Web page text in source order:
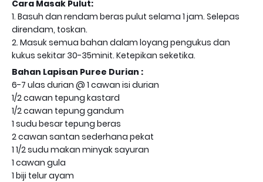
Cara Masak Pulut:
1. Basuh dan rendam beras pulut selama 1 jam. Selepas
direndam, toskan.
2. Masuk semua bahan dalam loyang pengukus dan
kukus sekitar 30-35minit. Ketepikan seketika.
Bahan Lapisan Puree Durian :
6-7 ulas durian @ 1 cawan isi durian
1/2 cawan tepung kastard
1/2 cawan tepung gandum
1 sudu besar tepung beras
2 cawan santan sederhana pekat
1 1/2 sudu makan minyak sayuran
1 cawan gula
1 biji telur ayam